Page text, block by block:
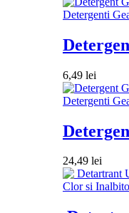
Detergenti
6,49 lei
Detergenti
24,49 lei
Clor si